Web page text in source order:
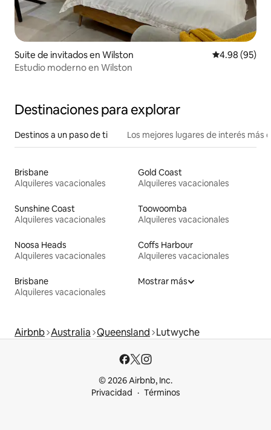
Suite de invitados en Wilston Calificación
4.98 (95)
Estudio moderno en Wilston
Destinaciones para explorar
Destinos a un paso de ti Los mejores lugares de interés más
Brisbane
Alquileres vacacionales
Gold Coast
Alquileres vacacionales
Sunshine Coast
Alquileres vacacionales
Toowoomba
Alquileres vacacionales
Noosa Heads
Alquileres vacacionales
Coffs Harbour
Alquileres vacacionales
Brisbane
Alquileres vacacionales
Mostrar más
Airbnb Australia Queensland Lutwyche
© 2026 Airbnb, Inc.
Privacidad
Términos